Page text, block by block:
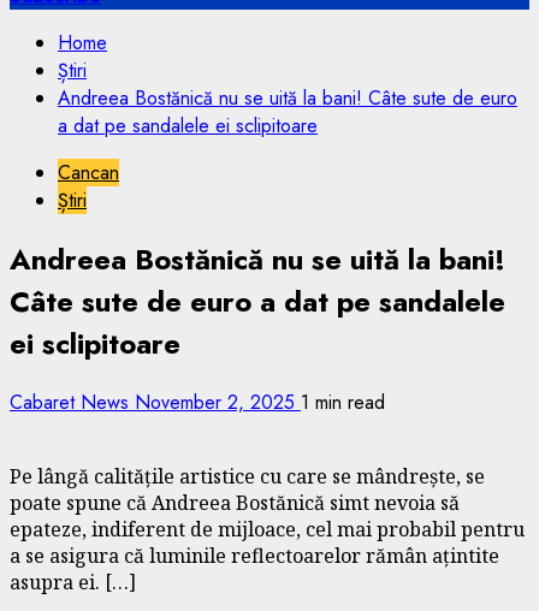
Home
Știri
Andreea Bostănică nu se uită la bani! Câte sute de euro
a dat pe sandalele ei sclipitoare
Cancan
Știri
Andreea Bostănică nu se uită la bani!
Câte sute de euro a dat pe sandalele
ei sclipitoare
Cabaret News November 2, 2025 1 min read
Pe lângă calitățile artistice cu care se mândrește, se
poate spune că Andreea Bostănică simt nevoia să
epateze, indiferent de mijloace, cel mai probabil pentru
a se asigura că luminile reflectoarelor rămân ațintite
asupra ei. […]